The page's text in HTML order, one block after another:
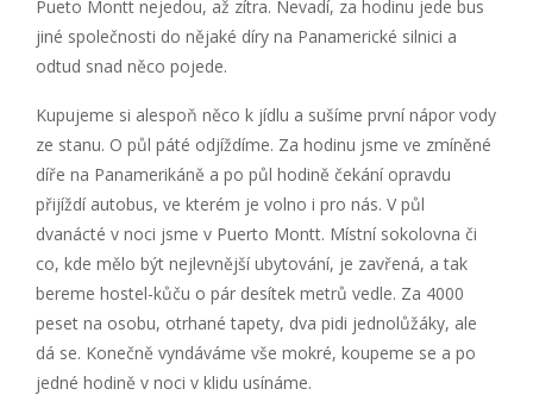
Pueto Montt nejedou, až zítra. Nevadí, za hodinu jede bus
jiné společnosti do nějaké díry na Panamerické silnici a
odtud snad něco pojede.
Kupujeme si alespoň něco k jídlu a sušíme první nápor vody
ze stanu. O půl páté odjíždíme. Za hodinu jsme ve zmíněné
díře na Panamerikáně a po půl hodině čekání opravdu
přijíždí autobus, ve kterém je volno i pro nás. V půl
dvanácté v noci jsme v Puerto Montt. Místní sokolovna či
co, kde mělo být nejlevnější ubytování, je zavřená, a tak
bereme hostel-kůču o pár desítek metrů vedle. Za 4000
peset na osobu, otrhané tapety, dva pidi jednolůžáky, ale
dá se. Konečně vyndáváme vše mokré, koupeme se a po
jedné hodině v noci v klidu usínáme.